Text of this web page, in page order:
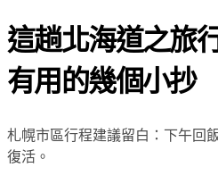
這趟北海道之旅
有用的幾個小抄
札幌市區行程建議留白：下午回
復活。